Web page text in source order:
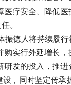
医疗安全、降低医
。
振德人将持续履
购实行外延增长
研发的投入，推
设，同时坚定传承